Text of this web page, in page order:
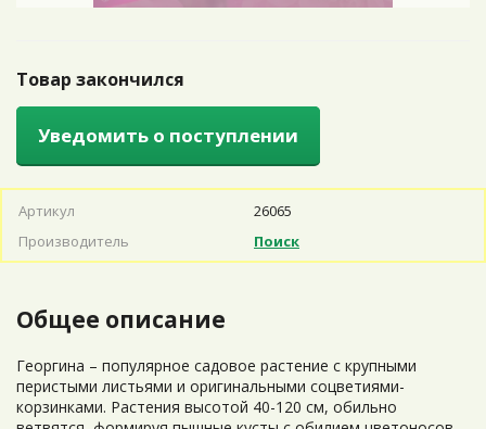
Товар закончился
Уведомить о поступлении
Артикул
26065
Производитель
Поиск
Общее описание
Георгина – популярное садовое растение с крупными
перистыми листьями и оригинальными соцветиями-
корзинками. Растения высотой 40-120 см, обильно